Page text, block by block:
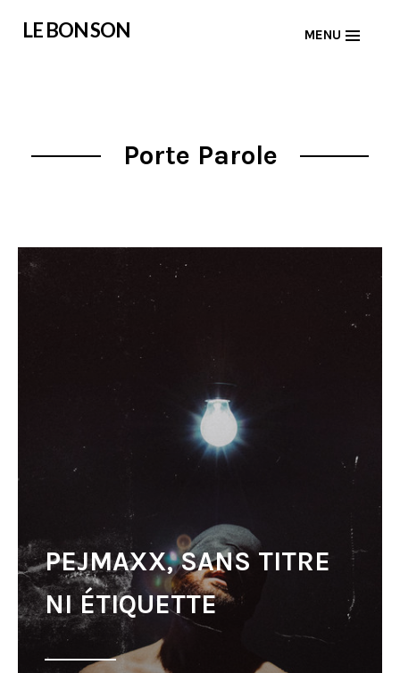
LE BON SON MENU
Porte Parole
PEJMAXX, SANS TITRE
NI ÉTIQUETTE